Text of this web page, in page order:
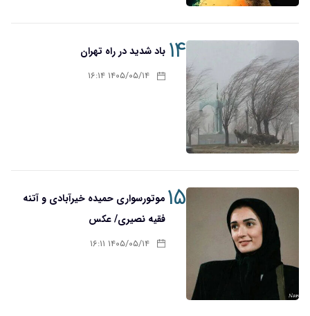
۱۴ باد شدید در راه تهران
۱۴۰۵/۰۵/۱۴ ۱۶:۱۴
۱۵ موتورسواری حمیده خیرآبادی و آتنه
فقیه نصیری/ عکس
۱۴۰۵/۰۵/۱۴ ۱۶:۱۱